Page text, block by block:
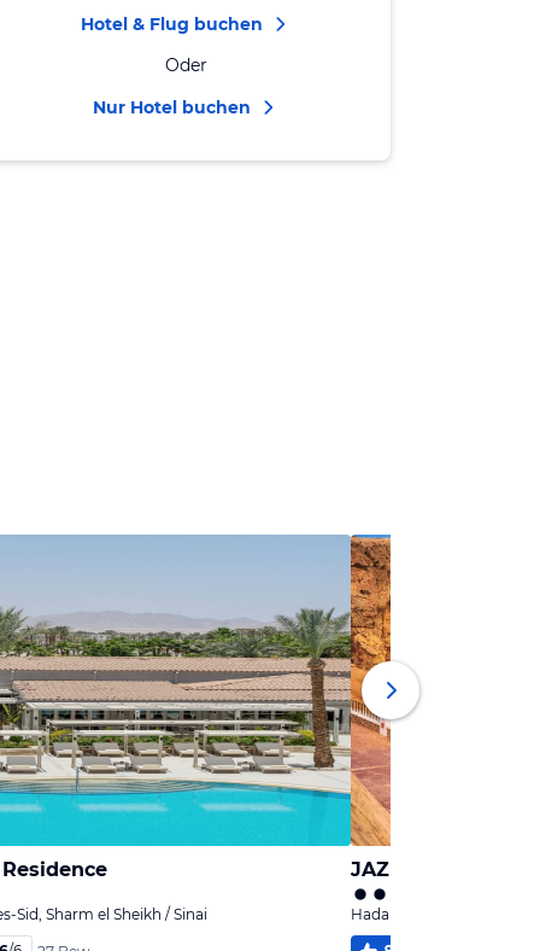
Hotel & Flug buchen
Oder
Nur Hotel buchen
Sid, Sharm el Sheikh / Sinai
JAZ Fanara Resort
Hadabat Umm es-Sid,